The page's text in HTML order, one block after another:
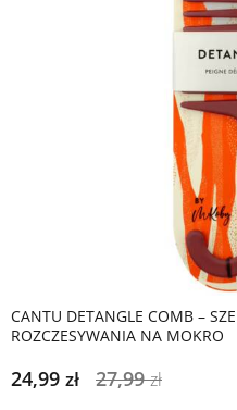
CANTU DETANGLE COMB –
ROZCZESYWANIA NA MOKRO
24,99 zł 27,99zł